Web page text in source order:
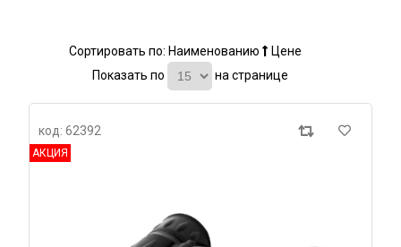
Сортировать по: Наименованию
Цене
Показать по
на странице
код: 62392
АКЦИЯ